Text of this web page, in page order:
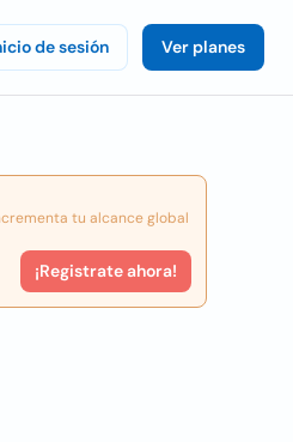
de sesión Ver planes
tu alcance global
¡Registrate ahora!